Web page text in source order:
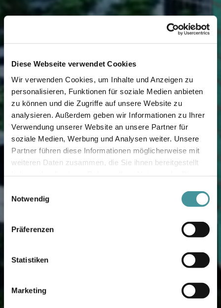
Diese Webseite verwendet Cookies
Wir verwenden Cookies, um Inhalte und Anzeigen zu
personalisieren, Funktionen für soziale Medien anbieten
zu können und die Zugriffe auf unsere Website zu
analysieren. Außerdem geben wir Informationen zu Ihrer
Verwendung unserer Website an unsere Partner für
soziale Medien, Werbung und Analysen weiter. Unsere
Partner führen diese Informationen möglicherweise mit
weiteren Daten zusammen, die Sie ihnen bereitgestellt
Einwilligungsauswahl
Notwendig
Präferenzen
Statistiken
Marketing